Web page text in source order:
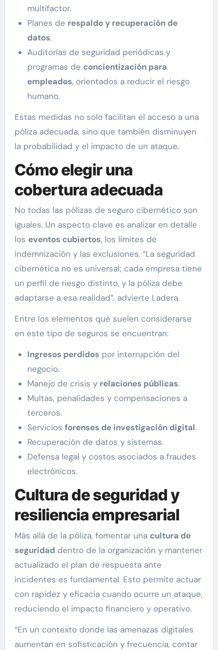
multifactor.
Planes de respaldo y recuperación de
datos.
Auditorías de seguridad periódicas y
programas de concientización para
empleados, orientados a reducir el riesgo
humano.
Estas medidas no solo facilitan el acceso a una
póliza adecuada, sino que también disminuyen
la probabilidad y el impacto de un ataque.
Cómo elegir una
cobertura adecuada
No todas las pólizas de seguro cibernético son
iguales. Un aspecto clave es analizar en detalle
los eventos cubiertos, los límites de
indemnización y las exclusiones. “La seguridad
cibernética no es universal; cada empresa tiene
un perfil de riesgo distinto, y la póliza debe
adaptarse a esa realidad”, advierte Ladera.
Entre los elementos que suelen considerarse
en este tipo de seguros se encuentran:
Ingresos perdidospor interrupción del
negocio.
Manejo de crisis y relaciones públicas.
Multas, penalidades y compensaciones a
terceros.
Servicios forenses de investigación digital.
Recuperación de datos y sistemas.
Defensa legal y costos asociados a fraudes
electrónicos.
Cultura de seguridad y
resiliencia empresarial
Más allá de la póliza, fomentar una cultura de
seguridad dentro de la organización y mantener
actualizado el plan de respuesta ante
incidentes es fundamental. Esto permite actuar
con rapidez y eficacia cuando ocurre un ataque,
reduciendo el impacto financiero y operativo.
“En un contexto donde las amenazas digitales
aumentan en sofisticación y frecuencia, contar